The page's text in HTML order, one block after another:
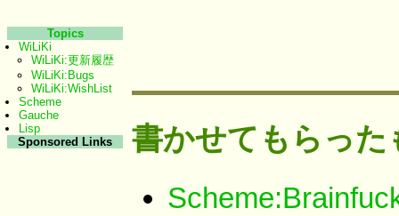
書かせてもらった
Topics
WiLiKi
WiLiKi:更新履歴
WiLiKi:Bugs
WiLiKi:WishList
Scheme
Gauche
Lisp
Sponsored Links